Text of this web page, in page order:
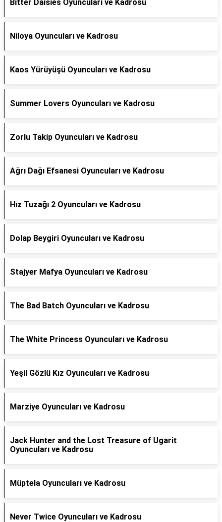
Bitter Daisies Oyuncuları ve Kadrosu
Niloya Oyuncuları ve Kadrosu
Kaos Yürüyüşü Oyuncuları ve Kadrosu
Summer Lovers Oyuncuları ve Kadrosu
Zorlu Takip Oyuncuları ve Kadrosu
Ağrı Dağı Efsanesi Oyuncuları ve Kadrosu
Hız Tuzağı 2 Oyuncuları ve Kadrosu
Dolap Beygiri Oyuncuları ve Kadrosu
Stajyer Mafya Oyuncuları ve Kadrosu
The Bad Batch Oyuncuları ve Kadrosu
The White Princess Oyuncuları ve Kadrosu
Yeşil Gözlü Kız Oyuncuları ve Kadrosu
Marziye Oyuncuları ve Kadrosu
Jack Hunter and the Lost Treasure of Ugarit
Oyuncuları ve Kadrosu
Müptela Oyuncuları ve Kadrosu
Never Twice Oyuncuları ve Kadrosu